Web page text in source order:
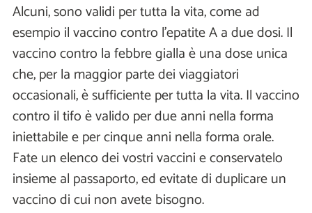
Alcuni, sono validi per tutta la vita, come ad
esempio il vaccino contro l'epatite A a due dosi. Il
vaccino contro la febbre gialla è una dose unica
che, per la maggior parte dei viaggiatori
occasionali, è sufficiente per tutta la vita. Il vaccino
contro il tifo è valido per due anni nella forma
iniettabile e per cinque anni nella forma orale.
Fate un elenco dei vostri vaccini e conservatelo
insieme al passaporto, ed evitate di duplicare un
vaccino di cui non avete bisogno.